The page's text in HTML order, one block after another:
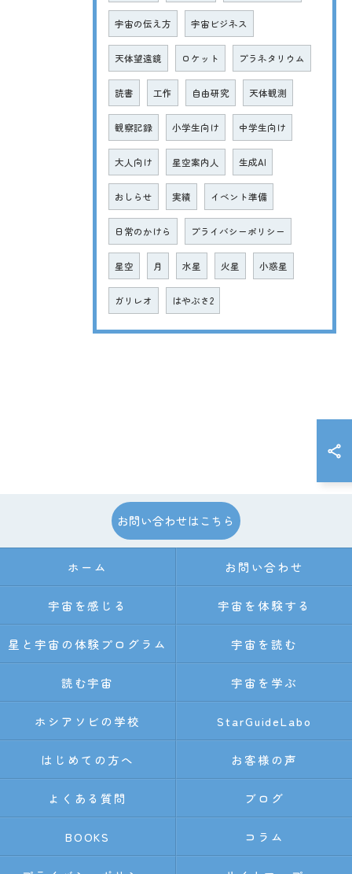
宇宙の伝え方 宇宙ビジネス
天体望遠鏡 ロケット プラネタリウム
読書 工作 自由研究 天体観測
観察記録 小学生向け 中学生向け
大人向け 星空案内人 生成AI
おしらせ 実績 イベント準備
日常のかけら プライバシーポリシー
星空 月 水星 火星 小惑星
ガリレオ はやぶさ2
お問い合わせはこちら
ホーム お問い合わせ
宇宙を感じる 宇宙を体験する
星と宇宙の体験プログラム 宇宙を読む
読む宇宙 宇宙を学ぶ
ホシアソビの学校 StarGuideLabo
はじめての方へ お客様の声
よくある質問 ブログ
BOOKS コラム